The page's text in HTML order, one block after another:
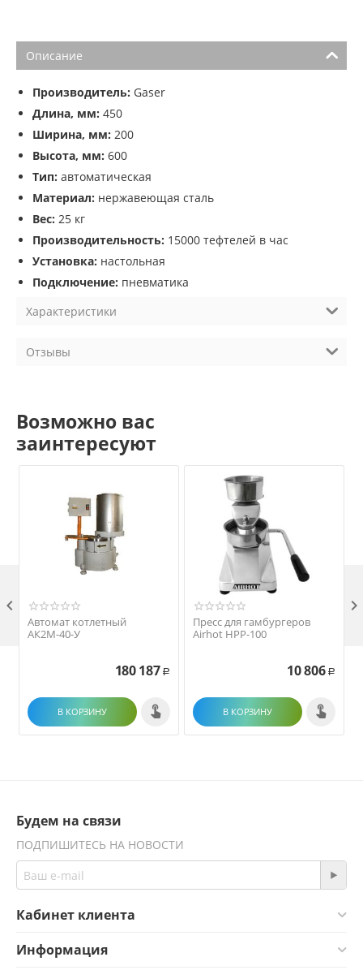
Описание
Производитель: Gaser
Длина, мм: 450
Ширина, мм: 200
Высота, мм: 600
Тип: автоматическая
Материал: нержавеющая сталь
Вес: 25 кг
Производительность: 15000 тефтелей в час
Установка: настольная
Подключение: пневматика
Характеристики
Отзывы
Возможно вас
заинтересуют
Автомат котлетный
АК2М-40-У
180 187 Р
В КОРЗИНУ
Пресс для гамбургеров
Airhot HPP-100
10 806 Р
В КОРЗИНУ
 
Будем на связи
ПОДПИШИТЕСЬ НА НОВОСТИ
Кабинет клиента
Информация